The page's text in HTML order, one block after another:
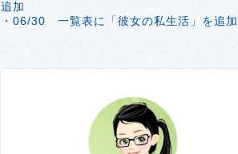
追加
・06/30 一覧表に「彼女の私生活」を追加